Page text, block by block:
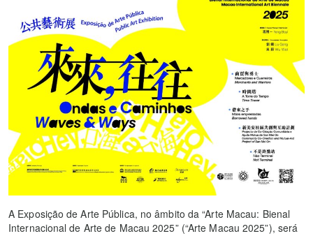
A Exposição de Arte Pública, no âmbito da “Arte Macau: Bienal
Internacional de Arte de Macau 2025” (“Arte Macau 2025”), será